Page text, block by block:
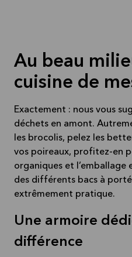
Au beau
cuisine de
Exactement : nous vous
déchets en amont.
les brocolis, pelez les
vos poireaux, profitez-en
organiques et l’emballage
des différents bacs à
extrêmement pratique.
Une armoire
différence